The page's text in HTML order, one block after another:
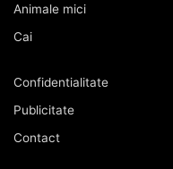
Animale mici
Cai
Confidentialitate
Publicitate
Contact